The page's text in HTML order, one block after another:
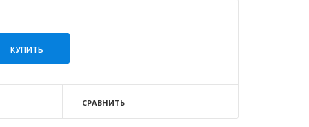
СРАВНИТЬ